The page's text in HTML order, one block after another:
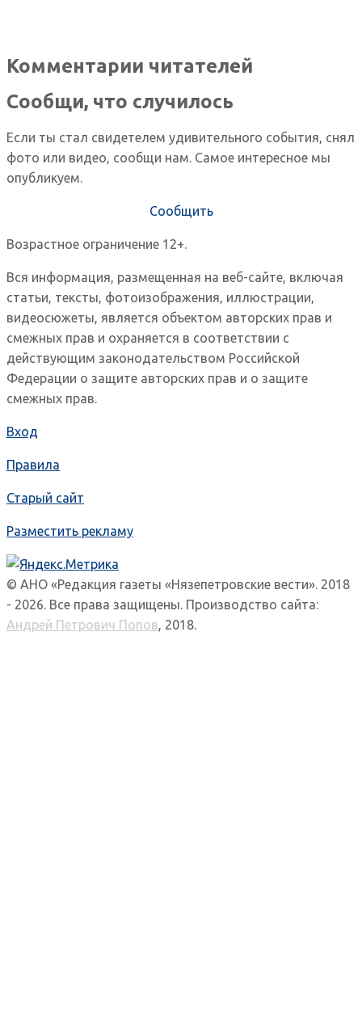
Комментарии читателей
Сообщи, что случилось
Если ты стал свидетелем удивительного события, снял
фото или видео, сообщи нам. Самое интересное мы
опубликуем.
Сообщить
Возрастное ограничение 12+.
Вся информация, размещенная на веб-сайте, включая
статьи, тексты, фотоизображения, иллюстрации,
видеосюжеты, является объектом авторских прав и
смежных прав и охраняется в соответствии с
действующим законодательством Российской
Федерации о защите авторских прав и о защите
смежных прав.
Вход
Правила
Старый сайт
Разместить рекламу
© АНО «Редакция газеты «Нязепетровские вести». 2018
- 2026. Все права защищены. Производство сайта:
Андрей Петрович Попов, 2018.